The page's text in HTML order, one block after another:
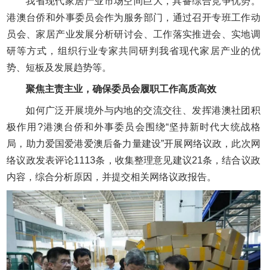
港澳台侨和外事委员会作为服务部门，通过召开专班工作动
员会、家居产业发展分析研讨会、工作落实推进会、实地调
研等方式，组织行业专家共同研判我省现代家居产业的优
势、短板及发展趋势等。
聚焦主责主业，确保委员会履职工作高质高效
如何广泛开展境外与内地的交流交往、发挥港澳社团积
极作用?港澳台侨和外事委员会围绕“坚持新时代大统战格
局，助力爱国爱港爱澳后备力量建设”开展网络议政，此次网
络议政发表评论1113条，收集整理意见建议21条，结合议政
内容，综合分析原因，并提交相关网络议政报告。